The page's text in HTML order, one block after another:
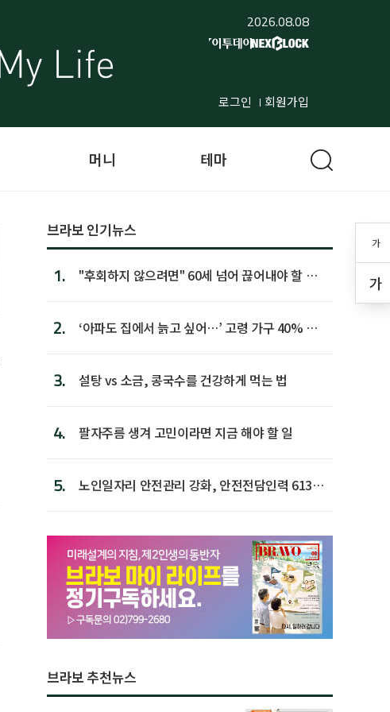
2026.08.08
로그인 회원가입
가
가
머니 테마
브라보 인기뉴스
1.
"후회하지 않으려면" 60세 넘어 끊어내야 할 사
2.
‘아파도 집에서 늙고 싶어…’ 고령 가구 40% 노
3. 설탕 vs 소금, 콩국수를 건강하게 먹는 법
4. 팔자주름 생겨 고민이라면 지금 해야 할 일
5.
노인일자리 안전관리 강화, 안전전담인력 613명
브라보 추천뉴스